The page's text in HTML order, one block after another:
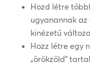
Hozd létre
ugyanannak az
kinézetű
Hozz létre egy
„örökzöld”